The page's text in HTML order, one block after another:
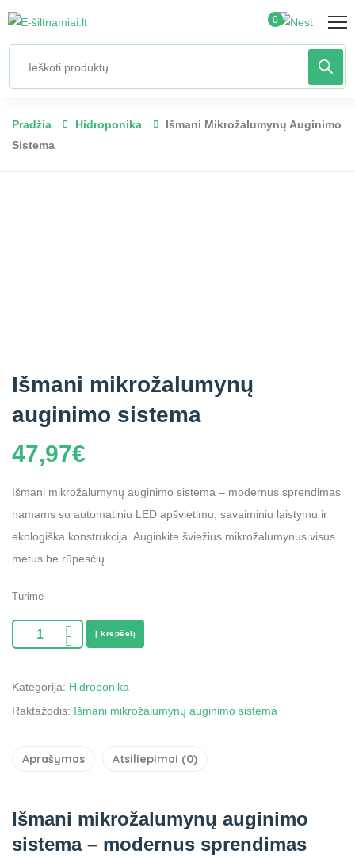
0
Pradžia Hidroponika
Išmani Mikrožalumynų Auginimo
Sistema
Išmani mikrožalumynų
auginimo sistema
47,97€
Išmani mikrožalumynų auginimo sistema – modernus sprendimas
namams su automatiniu LED apšvietimu, savaiminiu laistymu ir
ekologiška konstrukcija. Auginkite šviežius mikrožalumynus visus
metus be rūpesčių.
Turime
Į krepšelį
Kategorija: Hidroponika
Raktažodis: Išmani mikrožalumynų auginimo sistema
Aprašymas Atsiliepimai (0)
Išmani mikrožalumynų auginimo
sistema – modernus sprendimas